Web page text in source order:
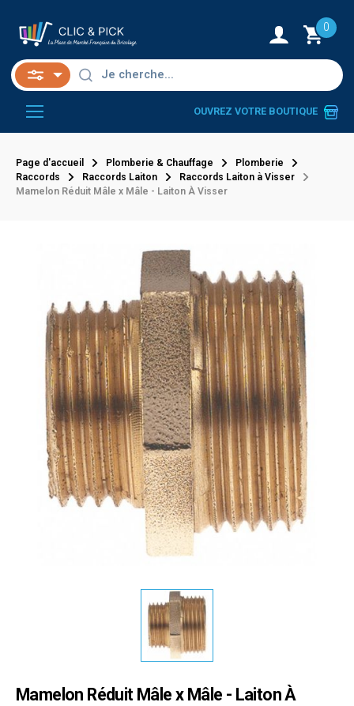
0
OUVREZ VOTRE BOUTIQUE
Page d'accueil Plomberie & Chauffage
Plomberie
Raccords
Raccords Laiton
Raccords Laiton à Visser
Mamelon Réduit Mâle x Mâle - Laiton À Visser
Mamelon Réduit Mâle x Mâle - Laiton À